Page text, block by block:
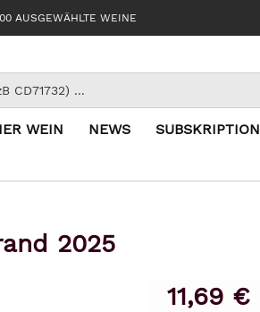
AUSGEWÄHLTE WEINE
WEIN NEWS SUBSKRIPTION
2025
11,69